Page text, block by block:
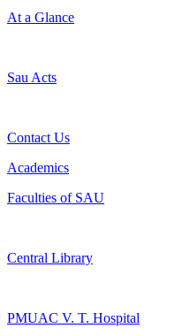
At a Glance
Sau Acts
Contact Us
Academics
Faculties of SAU
Central Library
PMUAC V. T. Hospital